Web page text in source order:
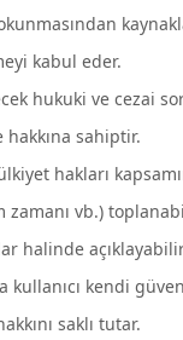
kabul eder.
hukuki ve cezai
sahiptir.
hakları
zamanı vb.)
halinde
kullanıcı kendi
saklı tutar.